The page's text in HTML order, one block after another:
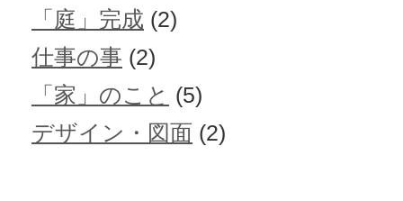
「庭」完成 (2)
仕事の事 (2)
「家」のこと (5)
デザイン・図面 (2)